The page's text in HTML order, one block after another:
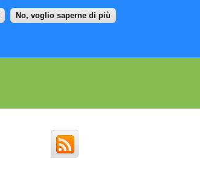
No, voglio saperne di più
Social
media